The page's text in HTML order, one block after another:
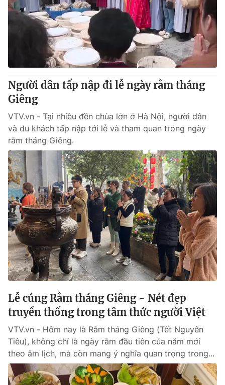
Người dân tấp nập đi lễ ngày rằm tháng
Giêng
VTV.vn - Tại nhiều đền chùa lớn ở Hà Nội, người dân
và du khách tấp nập tới lễ và tham quan trong ngày
rằm tháng Giêng.
Lễ cúng Rằm tháng Giêng - Nét đẹp
truyền thống trong tâm thức người Việt
VTV.vn - Hôm nay là Rằm tháng Giêng (Tết Nguyên
Tiêu), không chỉ là ngày rằm đầu tiên của năm mới
theo âm lịch, mà còn mang ý nghĩa quan trọng trong...